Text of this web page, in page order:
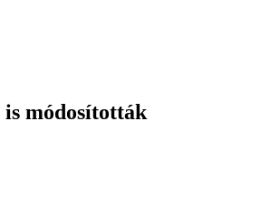
is módosították